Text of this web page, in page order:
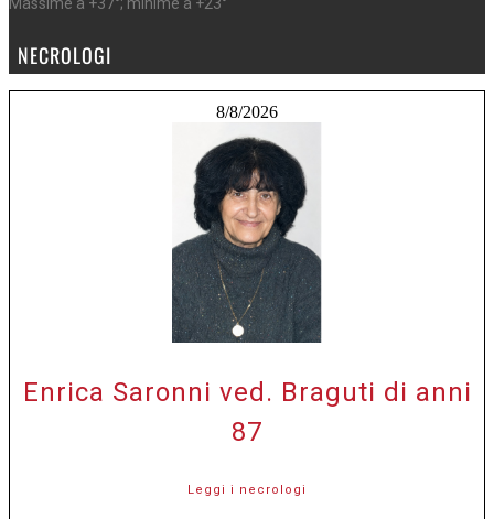
Massime a +37°; minime a +23°
NECROLOGI
8/8/2026
Enrica Saronni ved. Braguti di anni
87
Leggi i necrologi